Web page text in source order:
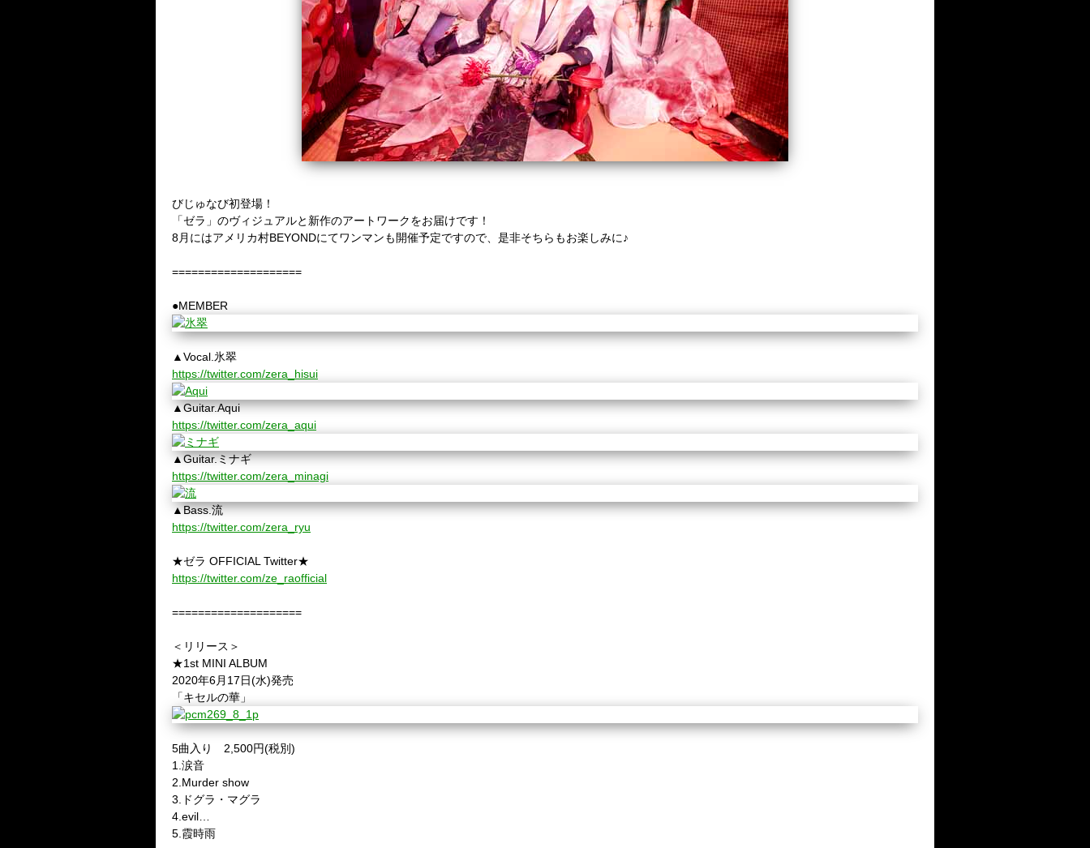
びじゅなび初登場！
「ゼラ」のヴィジュアルと新作のアートワークをお届けです！
8月にはアメリカ村BEYONDにてワンマンも開催予定ですので、是非そちらもお楽しみに♪
====================
●MEMBER
▲Vocal.氷翠
https://twitter.com/zera_hisui
▲Guitar.Aqui
https://twitter.com/zera_aqui
▲Guitar.ミナギ
https://twitter.com/zera_minagi
▲Bass.流
https://twitter.com/zera_ryu
★ゼラ OFFICIAL Twitter★
https://twitter.com/ze_raofficial
====================
＜リリース＞
★1st MINI ALBUM
2020年6月17日(水)発売
「キセルの華」
5曲入り 2,500円(税別)
1.涙音
2.Murder show
3.ドグラ・マグラ
4.evil…
5.霞時雨